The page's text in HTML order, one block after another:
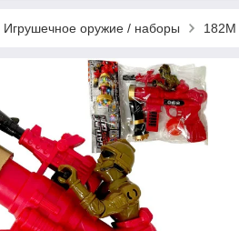
Игрушечное оружие / наборы